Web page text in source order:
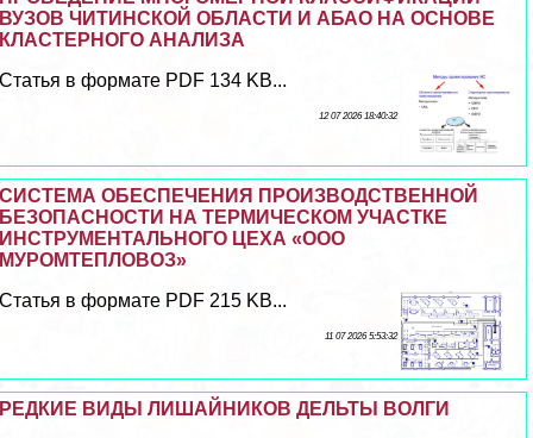
ВУЗОВ ЧИТИНСКОЙ ОБЛАСТИ И АБАО НА ОСНОВЕ
КЛАСТЕРНОГО АНАЛИЗА
Статья в формате PDF 134 KB...
12 07 2026 18:40:32
СИСТЕМА ОБЕСПЕЧЕНИЯ ПРОИЗВОДСТВЕННОЙ
БЕЗОПАСНОСТИ НА ТЕРМИЧЕСКОМ УЧАСТКЕ
ИНСТРУМЕНТАЛЬНОГО ЦЕХА «ООО
МУРОМТЕПЛОВОЗ»
Статья в формате PDF 215 KB...
11 07 2026 5:53:32
РЕДКИЕ ВИДЫ ЛИШАЙНИКОВ ДЕЛЬТЫ ВОЛГИ